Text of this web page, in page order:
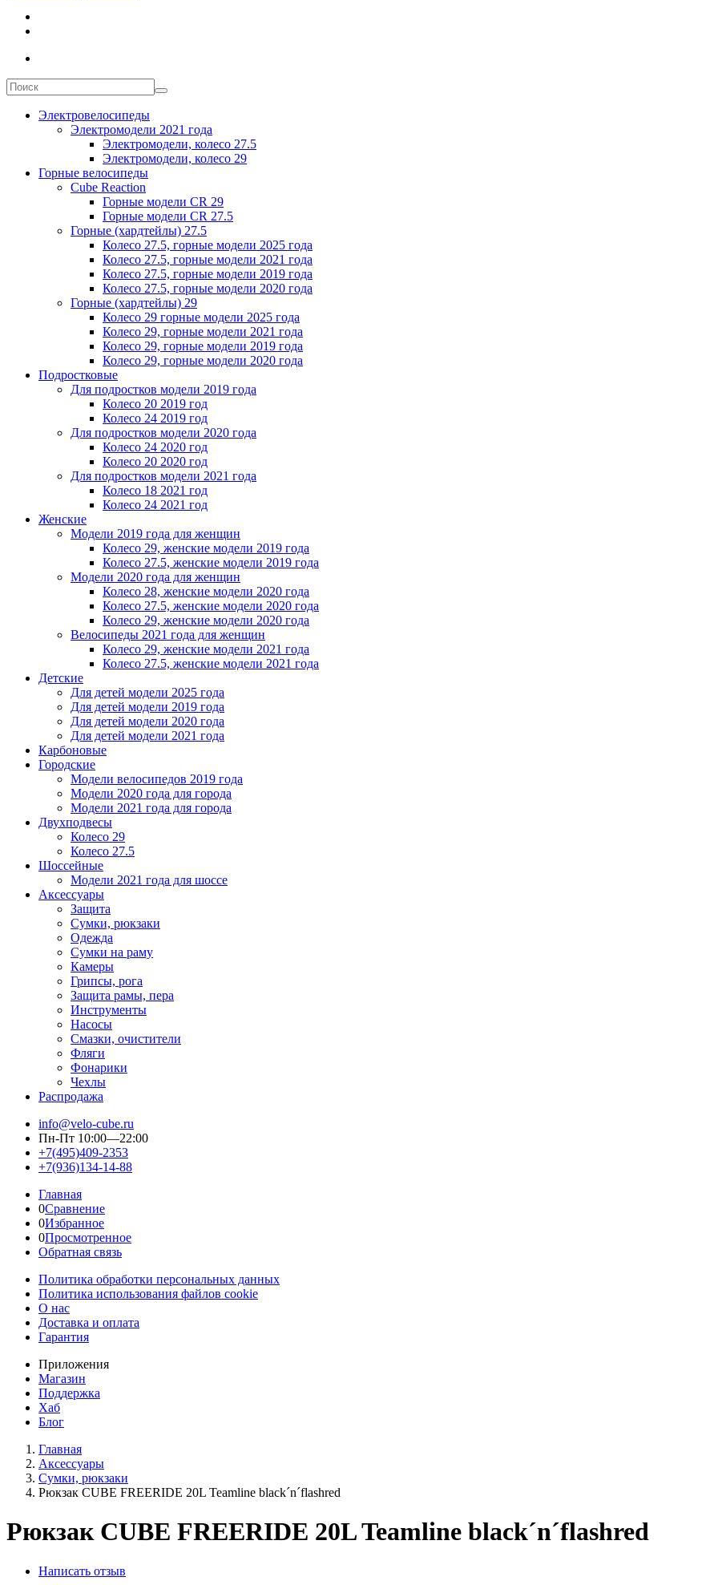
Электровелосипеды
Электромодели 2021 года
Электромодели, колесо 27.5
Электромодели, колесо 29
Горные велосипеды
Cube Reaction
Горные модели CR 29
Горные модели CR 27.5
Горные (хардтейлы) 27.5
Колесо 27.5, горные модели 2025 года
Колесо 27.5, горные модели 2021 года
Колесо 27.5, горные модели 2019 года
Колесо 27.5, горные модели 2020 года
Горные (хардтейлы) 29
Колесо 29 горные модели 2025 года
Колесо 29, горные модели 2021 года
Колесо 29, горные модели 2019 года
Колесо 29, горные модели 2020 года
Подростковые
Для подростков модели 2019 года
Колесо 20 2019 год
Колесо 24 2019 год
Для подростков модели 2020 года
Колесо 24 2020 год
Колесо 20 2020 год
Для подростков модели 2021 года
Колесо 18 2021 год
Колесо 24 2021 год
Женскиe
Модели 2019 года для женщин
Колесо 29, женские модели 2019 года
Колесо 27.5, женские модели 2019 года
Модели 2020 года для женщин
Колесо 28, женские модели 2020 года
Колесо 27.5, женские модели 2020 года
Колесо 29, женские модели 2020 года
Велосипеды 2021 года для женщин
Колесо 29, женские модели 2021 года
Колесо 27.5, женские модели 2021 года
Детские
Для детей модели 2025 года
Для детей модели 2019 года
Для детей модели 2020 года
Для детей модели 2021 года
Карбоновые
Городские
Модели велосипедов 2019 года
Модели 2020 года для города
Модели 2021 года для города
Двухподвесы
Колесо 29
Колесо 27.5
Шоссейные
Модели 2021 года для шоссе
Аксессуары
Защита
Сумки, рюкзаки
Одежда
Сумки на раму
Камеры
Грипсы, рога
Защита рамы, пера
Инструменты
Насосы
Смазки, очистители
Фляги
Фонарики
Чехлы
Распродажа
info@velo-cube.ru
Пн-Пт 10:00—22:00
+7(495)409-2353
+7(936)134-14-88
Главная
0Сравнение
0Избранное
0Просмотренное
Обратная связь
Политика обработки персональных данных
Политика использования файлов cookie
О нас
Доставка и оплата
Гарантия
Приложения
Магазин
Поддержка
Хаб
Блог
Главная
Аксессуары
Сумки, рюкзаки
Рюкзак CUBE FREERIDE 20L Teamline black´n´flashred
Рюкзак CUBE FREERIDE 20L Teamline black´n´flashred
Написать отзыв